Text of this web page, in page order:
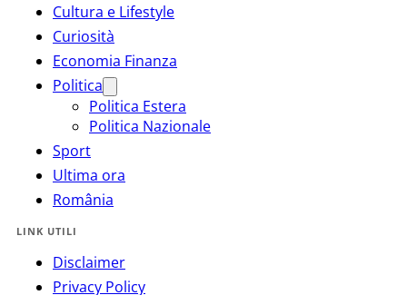
Cultura e Lifestyle
Curiosità
Economia Finanza
Politica
Politica Estera
Politica Nazionale
Sport
Ultima ora
România
LINK UTILI
Disclaimer
Privacy Policy